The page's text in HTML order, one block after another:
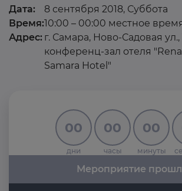
Дата:
8 сентября 2018, Суббота
Время:10:00 – 00:00 местное
Адрес: г. Самара, Ново-Садовая ул.,
конференц-зал отеля
Samara Hotel"
00
дни
00
часы
00
минуты
Мероприятие